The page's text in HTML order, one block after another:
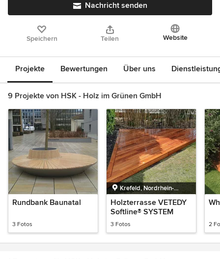
Nachricht senden
Speichern Teilen Website
Projekte Bewertungen Über uns
9 Projekte von HSK - Holz im Grünen GmbH
Rundbank Baunatal
3 Fotos
Krefeld, Nordrhein-
Westfalen
Holzterrasse VETEDY
Softline® SYSTEM
3 Fotos 2